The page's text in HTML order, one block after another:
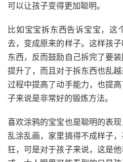
可以让孩子变得更加聪明。
比如宝宝拆东西告诉宝宝，这
去，变成原来的样子。这样孩
东西，反而鼓励自己拆完了要
提升了，而且对于拆东西也乱
过程中提高了动手能力，也提
子来说是非常好的锻炼方法。
喜欢涂鸦的宝宝也是聪明的表
乱涂乱画，家里搞得不成样子
狂，可是对于孩子来说，这是